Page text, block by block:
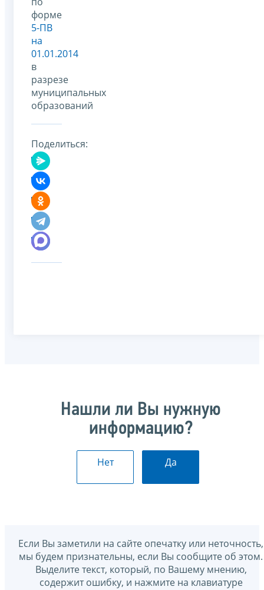
форме
5-ПВ
на
01.01.2014
в
разрезе
муниципальных
образований
Поделиться:
Нашли ли Вы нужную
информацию?
Нет Да
Если Вы заметили на сайте опечатку или неточность,
мы будем признательны, если Вы сообщите об этом.
Выделите текст, который, по Вашему мнению,
содержит ошибку, и нажмите на клавиатуре